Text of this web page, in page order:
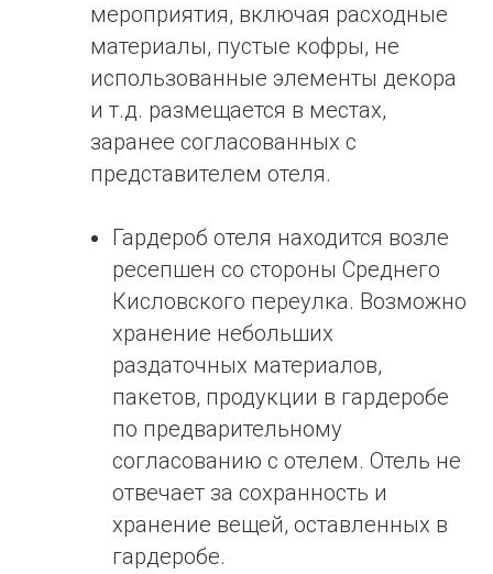
мероприятия, включая расходные
материалы, пустые кофры, не
использованные элементы декора
и т.д. размещается в местах,
заранее согласованных с
представителем отеля.
Гардероб отеля находится возле
ресепшен со стороны Среднего
Кисловского переулка. Возможно
хранение небольших
раздаточных материалов,
пакетов, продукции в гардеробе
по предварительному
согласованию с отелем. Отель не
отвечает за сохранность и
хранение вещей, оставленных в
гардеробе.